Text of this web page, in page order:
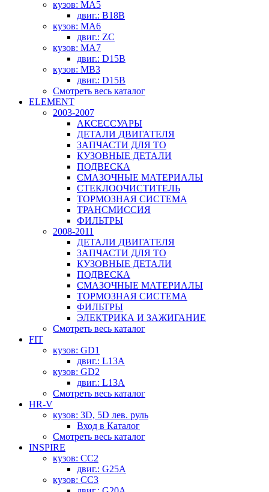
кузов: MA5
двиг.: B18B
кузов: MA6
двиг.: ZC
кузов: MA7
двиг.: D15B
кузов: MB3
двиг.: D15B
Смотреть весь каталог
ELEMENT
2003-2007
АКСЕССУАРЫ
ДЕТАЛИ ДВИГАТЕЛЯ
ЗАПЧАСТИ ДЛЯ ТО
КУЗОВНЫЕ ДЕТАЛИ
ПОДВЕСКА
СМАЗОЧНЫЕ МАТЕРИАЛЫ
СТЕКЛООЧИСТИТЕЛЬ
ТОРМОЗНАЯ СИСТЕМА
ТРАНСМИССИЯ
ФИЛЬТРЫ
2008-2011
ДЕТАЛИ ДВИГАТЕЛЯ
ЗАПЧАСТИ ДЛЯ ТО
КУЗОВНЫЕ ДЕТАЛИ
ПОДВЕСКА
СМАЗОЧНЫЕ МАТЕРИАЛЫ
ТОРМОЗНАЯ СИСТЕМА
ФИЛЬТРЫ
ЭЛЕКТРИКА И ЗАЖИГАНИЕ
Смотреть весь каталог
FIT
кузов: GD1
двиг.: L13A
кузов: GD2
двиг.: L13A
Смотреть весь каталог
HR-V
кузов: 3D, 5D лев. руль
Вход в Каталог
Смотреть весь каталог
INSPIRE
кузов: CC2
двиг.: G25A
кузов: CC3